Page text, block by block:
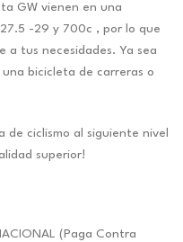
GW vienen en una
-29 y 700c , por lo que
a tus necesidades. Ya sea
bicicleta de carreras o
de ciclismo al siguiente nivel
superior!
(Paga Contra